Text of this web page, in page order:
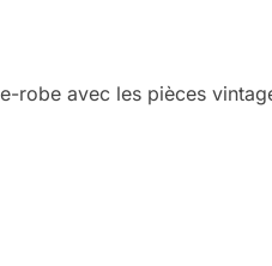
robe avec les pièces